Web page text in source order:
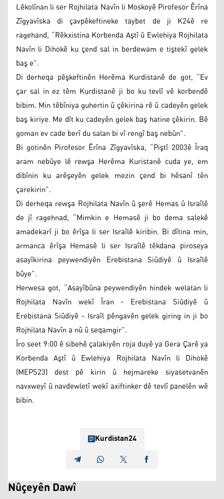
Lêkolînan li ser Rojhilata Navîn li Moskoyê Pirofesor Êrîna
Zîgyavîska di çavpêkeftineke taybet de ji K24ê re
ragehand, “Rêkxistina Korbenda Aştî û Ewlehiya Rojhilata
Navîn li Dihokê ku çend sal in berdewam e tiştekî gelek
baş e”.
Di derheqa pêşkeftinên Herêma Kurdistanê de got, “Ev
çar sal in ez têm Kurdistanê ji bo ku tevlî vê korbendê
bibim. Min têbîniya guhertin û çêkirina rê û cadeyên gelek
baş kiriye. Me dît ku cadeyên gelek baş hatine çêkirin. Bê
goman ev cade berî du salan bi vî rengî baş nebûn”.
Bi gotinên Pirofesor Êrîna Zîgyavîska, “Piştî 2003ê Îraq
aram nebûye lê rewşa Herêma Kuristanê cuda ye, em
dibînin ku arêşeyên gelek mezin çend bi hêsanî tên
çarekirin”.
Di derheqa rewşa Rojhilata Navîn û şerê Hemas û Israîlê
de jî ragehnad, “Mimkin e Hemasê ji bo dema salekê
amadekarî ji bo êrîşa li ser Israîlê kiribin. Bi dîtina min,
armanca êrîşa Hemasê li ser Israîlê têkdana piroseya
asayîkirina peywendiyên Erebistana Siûdiyê û Israîlê
bûye”.
Herwesa got, “Asayîbûna peywendiyên hindek welatan li
Rojhilata Navîn wekî Îran - Erebistana Siûdiyê û
Erebistana Siûdiyê - Israîl pêngavên gelek giring in ji bo
Rojhilata Navîn a nû û seqamgir”.
Îro seet 9:00 ê sibehê çalakiyên roja duyê ya Gera Çarê ya
Korbenda Aştî û Ewlehiya Rojhilata Navîn li Dihokê
(MEPS23) dest pê kirin û hejmareke siyasetvanên
navxweyî û navdewletî wekî axiftinker dê tevlî panelên wê
bibin.
Kurdistan24
Nûçeyên Dawî